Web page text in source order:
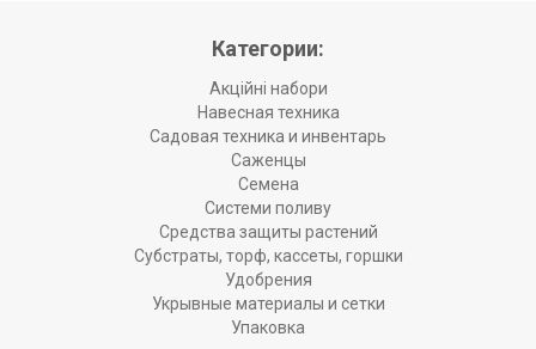
Категории:
Акційні набори
Навесная техника
Садовая техника и инвентарь
Саженцы
Семена
Системи поливу
Средства защиты растений
Субстраты, торф, кассеты, горшки
Удобрения
Укрывные материалы и сетки
Упаковка